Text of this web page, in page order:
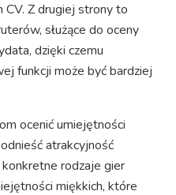
CV. Z drugiej strony to
służące do oceny
dzięki czemu
funkcji może być bardziej
ocenić umiejętności
atrakcyjność
konkretne rodzaje gier
miękkich, które